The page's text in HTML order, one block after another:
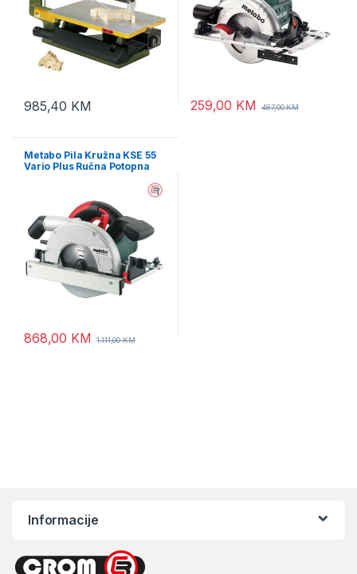
985,40 KM 259,00 KM 487,00KM
Metabo Pila Kružna KSE 55
Vario Plus Ručna Potopna
868,00 KM 1.111,00KM
Informacije